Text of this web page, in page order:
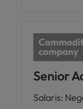
Senior
Salaris: